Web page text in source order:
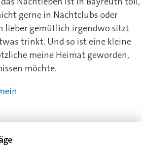
gerne in Nachtclubs oder
lieber gemütlich irgendwo sitzt
trinkt. Und so ist eine kleine
meine Heimat geworden,
möchte.